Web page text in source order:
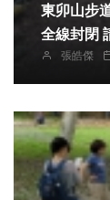
東卯山步
全線封閉
張皓傑